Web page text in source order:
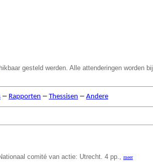
gesteld werden. Alle attenderingen worden
– Rapporten – Thessisen – Andere
comité van actie: Utrecht. 4 pp., meer